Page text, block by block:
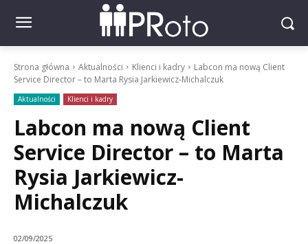
Strona główna Aktualności Klienci i kadry
Labcon ma nową Client
Service Director – to Marta Rysia Jarkiewicz-Michalczuk
Aktualności Klienci i kadry
Labcon ma nową Client
Service Director – to Marta
Rysia Jarkiewicz-
Michalczuk
02/09/2025